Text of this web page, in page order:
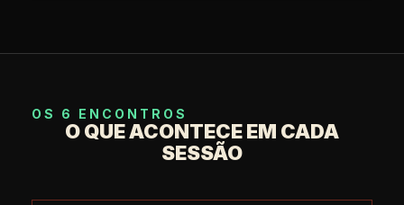
OS 6 ENCONTROS
O QUE ACONTECE EM CADA
SESSÃO